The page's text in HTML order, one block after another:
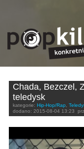
Chada, Bezczel,
teledysk
kategorie: Hip-Hop/Rap,
dodano: 2015-08-04 13:23